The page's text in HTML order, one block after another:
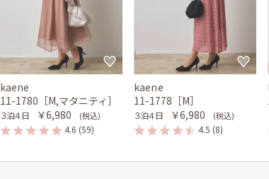
kaene
11-1780［M,マタニティ］
３泊４日 ￥6,980 (税込)
4.6 (59)
kaene
11-1778［M］
３泊４日 ￥6,980 (税込)
4.5 (8)